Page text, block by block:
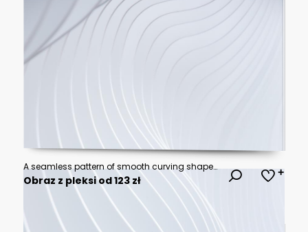
A seamless pattern of smooth curving shapes in neutral colors
Obraz z pleksi od 123 zł